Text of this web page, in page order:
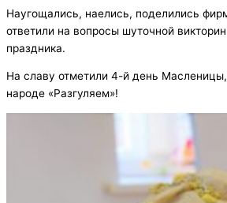
Наугощались, наелись, поделились
ответили на вопросы шуточной
праздника.
На славу отметили 4-й день
народе «Разгуляем»!